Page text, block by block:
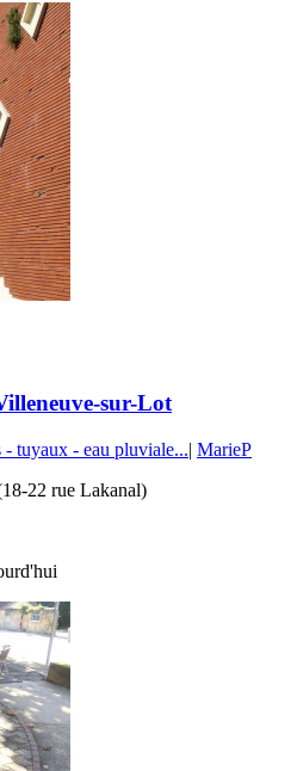
sur-Lot
- tuyaux - eau pluviale...| MarieP
22 rue Lakanal)